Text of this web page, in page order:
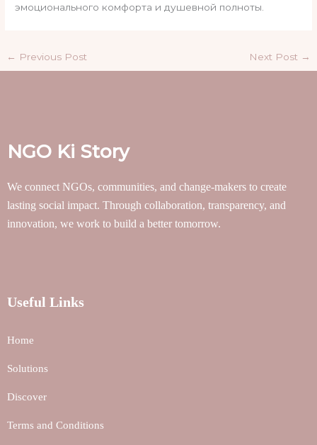
эмоционального комфорта и душевной полноты.
← Previous Post Next Post →
NGO Ki Story
We connect NGOs, communities, and change-makers to create
lasting social impact. Through collaboration, transparency, and
innovation, we work to build a better tomorrow.
Useful Links
Home
Solutions
Discover
Terms and Conditions